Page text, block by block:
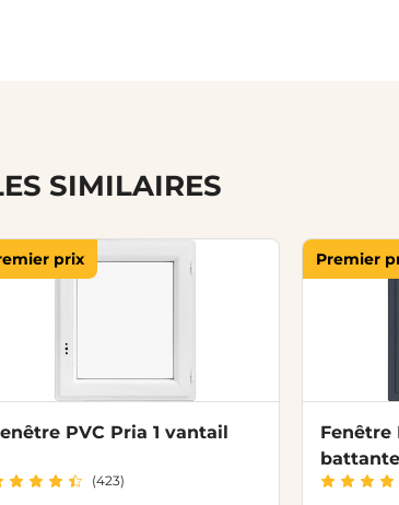
SIMILAIRES
prix
PVC Pria 1 vantail
(423)
Premier
Fenêtre